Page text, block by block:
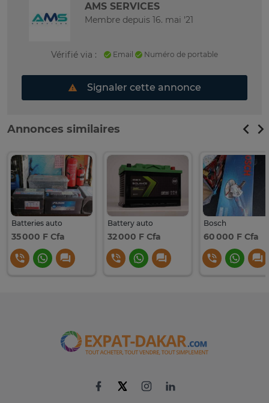
AMS SERVICES
Membre depuis 16. mai '21
Vérifié via : Email Numéro de portable
Signaler cette annonce
Annonces similaires
Batteries auto
35 000 F Cfa
Battery auto
32 000 F Cfa
Bosch
60 000 F Cfa